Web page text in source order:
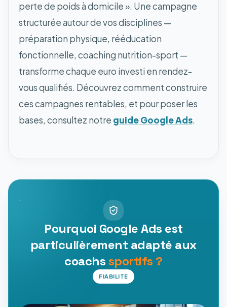
perte de poids à domicile ». Une campagne
structurée autour de vos disciplines —
préparation physique, rééducation
fonctionnelle, coaching nutrition-sport —
transforme chaque euro investi en rendez-
vous qualifiés. Découvrez comment construire
ces campagnes rentables, et pour poser les
bases, consultez notre guide Google Ads.
Pourquoi Google Ads est
particulièrement adapté aux
coachssportifs ?
FIABILITE